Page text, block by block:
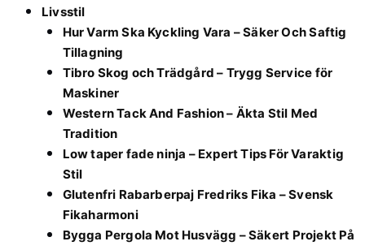
Livsstil
Hur Varm Ska Kyckling Vara – Säker Och Saftig
Tillagning
Tibro Skog och Trädgård – Trygg Service för
Maskiner
Western Tack And Fashion – Äkta Stil Med
Tradition
Low taper fade ninja – Expert Tips För Varaktig
Stil
Glutenfri Rabarberpaj Fredriks Fika – Svensk
Fikaharmoni
Bygga Pergola Mot Husvägg – Säkert Projekt På